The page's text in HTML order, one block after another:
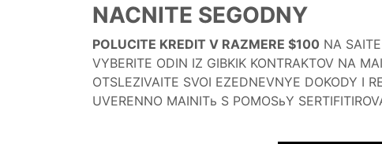
NACNITE SEGODNY
POLUCITE KREDIT V RAZMERE $100 NA SAITE
VYBERITE ODIN IZ GIBKIK KONTRAKTOV NA
OTSLEZIVAITE SVOI EZEDNEVNYE DOKODY I
UVERENNO MAINITь S POMOSьY